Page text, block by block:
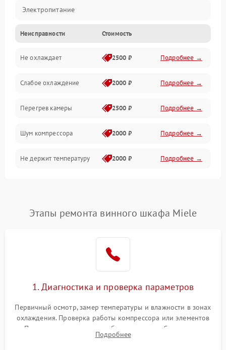
Электропитание
Неисправности Стоимость
Не охлаждает 2500 ₽ Подробнее →
Слабое охлаждение 2000 ₽ Подробнее →
Перегрев камеры 2500 ₽ Подробнее →
Шум компрессора 2000 ₽ Подробнее →
Не держит температуру 2000 ₽ Подробнее →
Этапы ремонта винного шкафа Miele
1. Диагностика и проверка параметров
Первичный осмотр, замер температуры и влажности в зонах
охлаждения. Проверка работы компрессора или элементов
Пельтье, оценка уровня вибрации и шума. Считывание
ошибок с модуля управления.
Подробнее